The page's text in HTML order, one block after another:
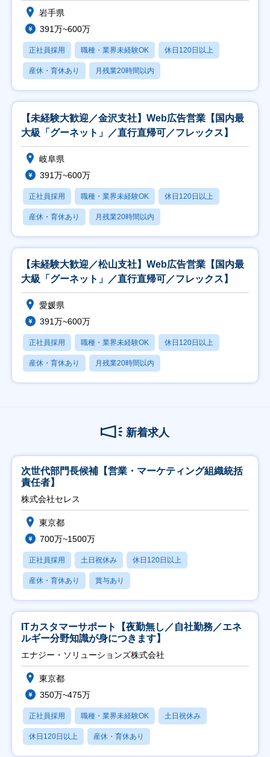
岩手県
391万~600万
正社員採用 職種・業界未経験OK 休日120日以上
産休・育休あり 月残業20時間以内
【未経験大歓迎／金沢支社】Web広告営業【国内最
大級「グーネット」／直行直帰可／フレックス】
岐阜県
391万~600万
正社員採用 職種・業界未経験OK 休日120日以上
産休・育休あり 月残業20時間以内
【未経験大歓迎／松山支社】Web広告営業【国内最
大級「グーネット」／直行直帰可／フレックス】
愛媛県
391万~600万
正社員採用 職種・業界未経験OK 休日120日以上
産休・育休あり 月残業20時間以内
新着求人
次世代部門長候補【営業・マーケティング組織統括
責任者】
株式会社セレス
東京都
700万~1500万
正社員採用 土日祝休み 休日120日以上
産休・育休あり 賞与あり
ITカスタマーサポート【夜勤無し／自社勤務／エネ
ルギー分野知識が身につきます】
エナジー・ソリューションズ株式会社
東京都
350万~475万
正社員採用 職種・業界未経験OK 土日祝休み
休日120日以上 産休・育休あり